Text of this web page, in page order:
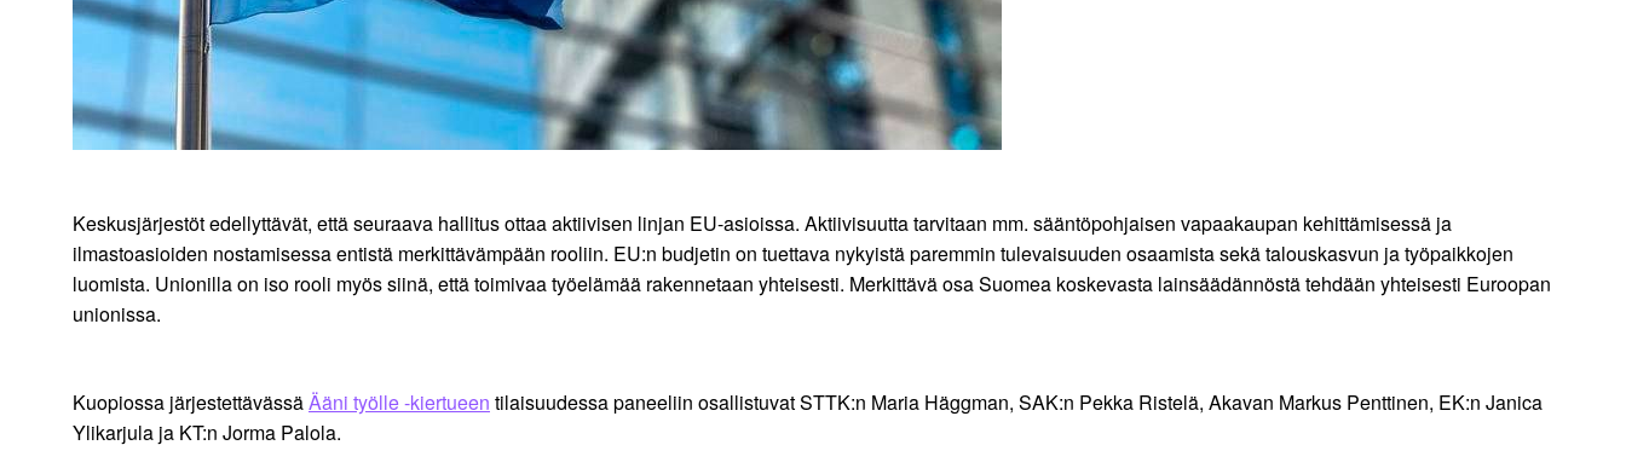
Keskusjärjestöt edellyttävät, että seuraava hallitus ottaa aktiivisen linjan EU-asioissa. Aktiivisuutta tarvitaan mm. sääntöpohjaisen vapaakaupan kehittämisessä ja
ilmastoasioiden nostamisessa entistä merkittävämpään rooliin. EU:n budjetin on tuettava nykyistä paremmin tulevaisuuden osaamista sekä talouskasvun ja työpaikkojen
luomista. Unionilla on iso rooli myös siinä, että toimivaa työelämää rakennetaan yhteisesti. Merkittävä osa Suomea koskevasta lainsäädännöstä tehdään yhteisesti Euroopan
unionissa.
Kuopiossa järjestettävässäÄäni työlle -kiertueen tilaisuudessa paneeliin osallistuvat STTK:n Maria Häggman, SAK:n Pekka Ristelä, Akavan Markus Penttinen, EK:n Janica
Ylikarjula ja KT:n Jorma Palola.